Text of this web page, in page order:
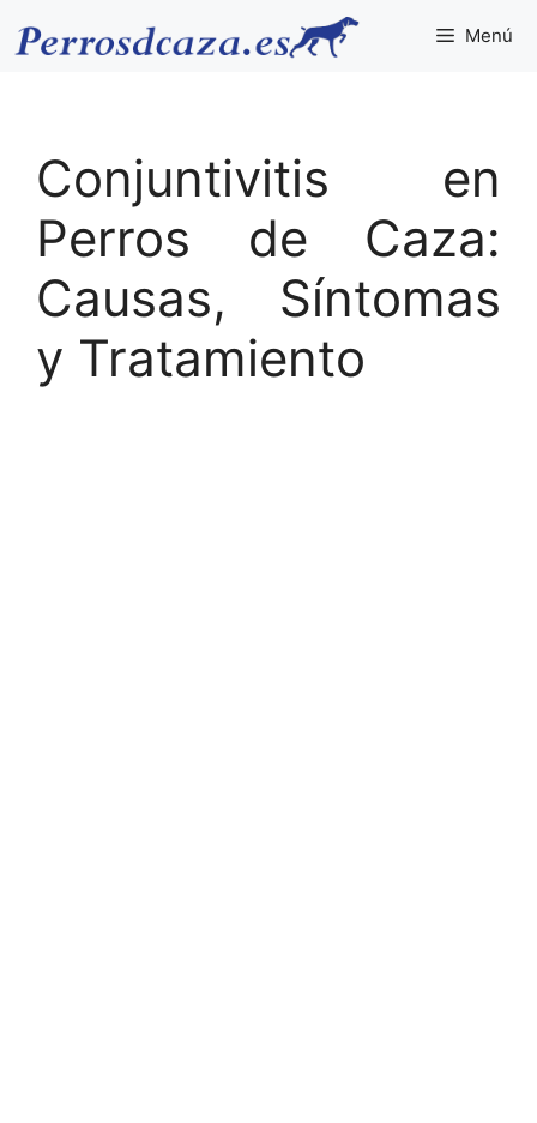
Menú
Conjuntivitis en
Perros de Caza:
Causas, Síntomas
y Tratamiento